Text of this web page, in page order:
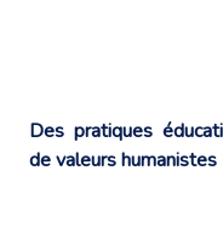
Des pratiques
de valeurs humanistes